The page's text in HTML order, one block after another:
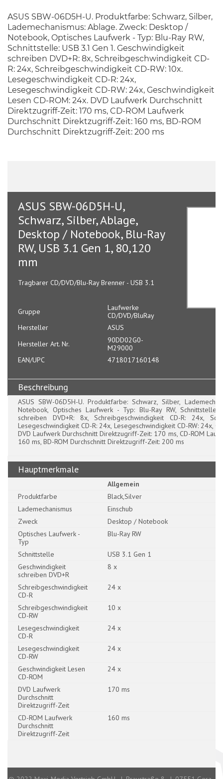
ASUS SBW-06D5H-U. Produktfarbe: Schwarz, Silber,
Lademechanismus: Ablage. Zweck: Desktop /
Notebook, Optisches Laufwerk - Typ: Blu-Ray RW,
Schnittstelle: USB 3.1 Gen 1. Geschwindigkeit
schreiben DVD+R: 8x, Schreibgeschwindigkeit CD-
R: 24x, Schreibgeschwindigkeit CD-RW: 10x.
Lesegeschwindigkeit CD-R: 24x,
Lesegeschwindigkeit CD-RW: 24x, Geschwindigkeit
Lesen CD-ROM: 24x. DVD Laufwerk Durchschnitt
Direktzugriff-Zeit: 170 ms, CD-ROM Laufwerk
Durchschnitt Direktzugriff-Zeit: 160 ms, BD-ROM
Durchschnitt Direktzugriff-Zeit: 200 ms